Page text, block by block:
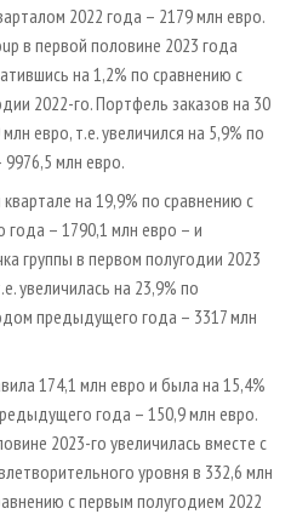
2022 года – 2179 млн евро.
в первой половине 2023 года
на 1,2% по сравнению с
2022-го. Портфель заказов на 30
евро, т.е. увеличился на 5,9% по
млн евро.
на 19,9% по сравнению с
– 1790,1 млн евро – и
группы в первом полугодии 2023
увеличилась на 23,9% по
предыдущего года – 3317 млн
174,1 млн евро и была на 15,4%
года – 150,9 млн евро.
2023-го увеличилась вместе с
уровня в 332,6 млн
с первым полугодием 2022